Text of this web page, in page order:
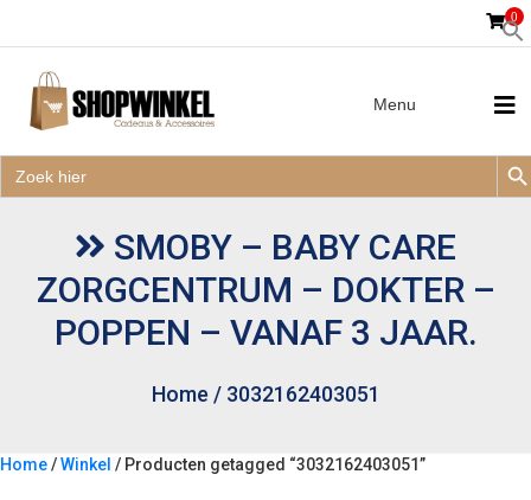
naar:
0
Zoek
naar:
Menu
SMOBY – BABY CARE
ZORGCENTRUM – DOKTER –
POPPEN – VANAF 3 JAAR.
Home / 3032162403051
Home/Winkel / Producten getagged “3032162403051”